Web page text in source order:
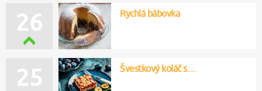
25 Švestkový koláč s…
26 Rychlá bábovka